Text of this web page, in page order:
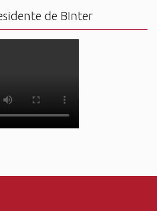
de BInter